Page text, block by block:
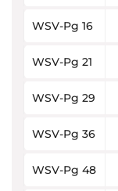
WSV-Pg 16
WSV-Pg 21
WSV-Pg 29
WSV-Pg 36
WSV-Pg 48